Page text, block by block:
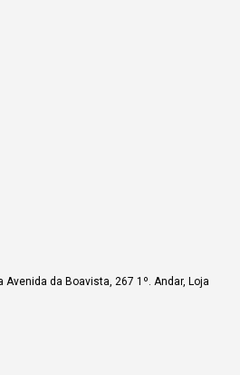
Avenida da Boavista, 267 1º. Andar, Loja